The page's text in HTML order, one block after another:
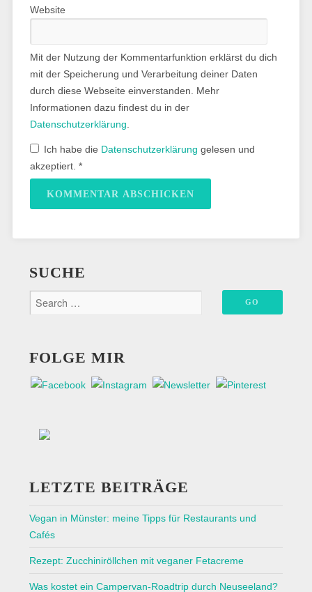
Website
Mit der Nutzung der Kommentarfunktion erklärst du dich
mit der Speicherung und Verarbeitung deiner Daten
durch diese Webseite einverstanden. Mehr
Informationen dazu findest du in der
Datenschutzerklärung
Ich habe die Datenschutzerklärung gelesen und
akzeptiert. *
SUCHE
FOLGE MIR
LETZTE BEITRÄGE
Vegan in Münster: meine Tipps für Restaurants und
Cafés
Rezept: Zucchiniröllchen mit veganer Fetacreme
Was kostet ein Campervan-Roadtrip durch Neuseeland?